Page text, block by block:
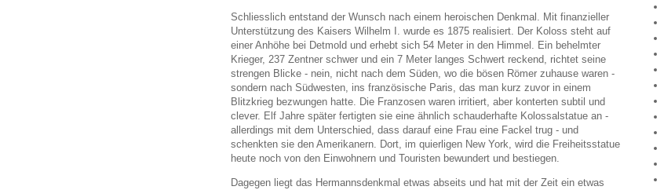
Schliesslich entstand der Wunsch nach einem heroischen Denkmal. Mit finanzieller
Unterstützung des Kaisers Wilhelm I. wurde es 1875 realisiert. Der Koloss steht auf
einer Anhöhe bei Detmold und erhebt sich 54 Meter in den Himmel. Ein behelmter
Krieger, 237 Zentner schwer und ein 7 Meter langes Schwert reckend, richtet seine
strengen Blicke - nein, nicht nach dem Süden, wo die bösen Römer zuhause waren -
sondern nach Südwesten, ins französische Paris, das man kurz zuvor in einem
Blitzkrieg bezwungen hatte. Die Franzosen waren irritiert, aber konterten subtil und
clever. Elf Jahre später fertigten sie eine ähnlich schauderhafte Kolossalstatue an -
allerdings mit dem Unterschied, dass darauf eine Frau eine Fackel trug - und
schenkten sie den Amerikanern. Dort, im quierligen New York, wird die Freiheitsstatue
heute noch von den Einwohnern und Touristen bewundert und bestiegen.
Dagegen liegt das Hermannsdenkmal etwas abseits und hat mit der Zeit ein etwas